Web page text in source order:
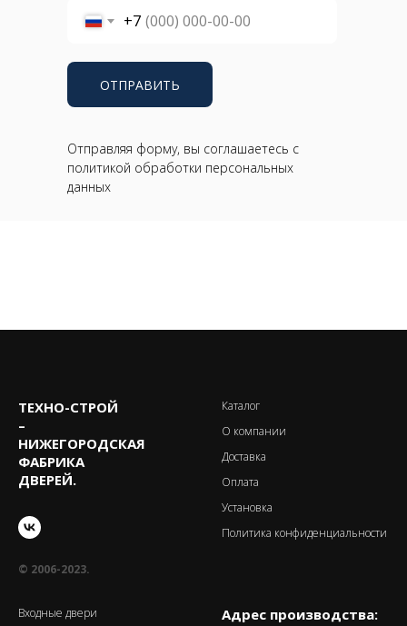
+7
ОТПРАВИТЬ
Отправляя форму, вы соглашаетесь с
политикой обработки персональных
данных
ТЕХНО-CТРОЙ
–
НИЖЕГОРОДСКАЯ
ФАБРИКА
ДВЕРЕЙ.
© 2006-2023.
Каталог
О компании
Доставка
Оплата
Установка
Политика конфиденциальности
Входные двери Адрес производства: